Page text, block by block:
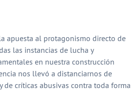
apuesta al protagonismo directo de
las instancias de lucha y
en nuestra construcción
nos llevó a distanciarnos de
de críticas abusivas contra toda forma